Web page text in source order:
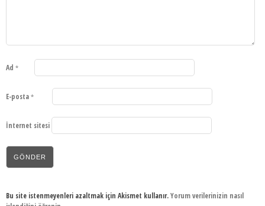
Ad *
E-posta *
İnternet sitesi
Bu site istenmeyenleri azaltmak için Akismet kullanır.Yorum verilerinizin nasıl